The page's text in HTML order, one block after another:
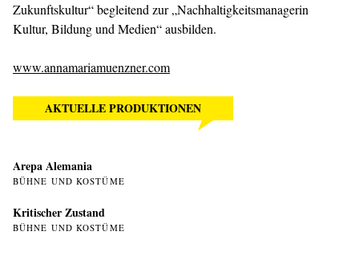
Zukunftskultur“ begleitend zur „Nachhaltigkeitsmanagerin
Kultur, Bildung und Medien“ ausbilden.
www.annamariamuenzner.com
AKTUELLE PRODUKTIONEN
Arepa Alemania
BÜHNE UND KOSTÜME
Kritischer Zustand
BÜHNE UND KOSTÜME